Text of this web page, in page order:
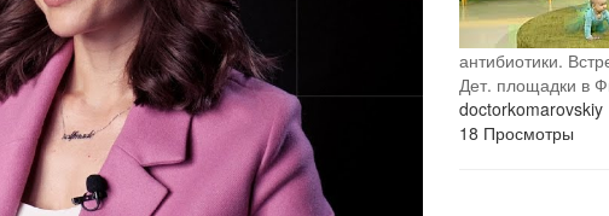
антибиотики.
Дет. площадки в
doctorkomarovskiy
18 Просмотры